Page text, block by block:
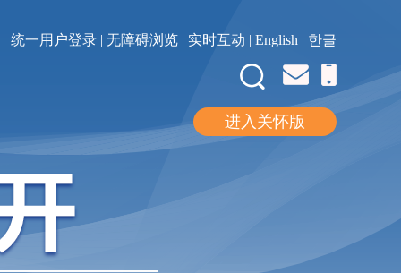
统一用户登录 | 无障碍浏览 | 实时互动 | English | 한글
进入关怀版